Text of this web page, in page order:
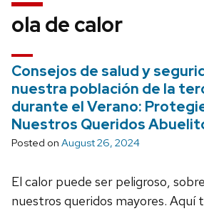
ola de calor
Consejos de salud y
nuestra población de la
durante el Verano:
Nuestros Queridos
Posted on August 26, 2024
El calor puede ser peligroso,
nuestros queridos mayores. Aquí